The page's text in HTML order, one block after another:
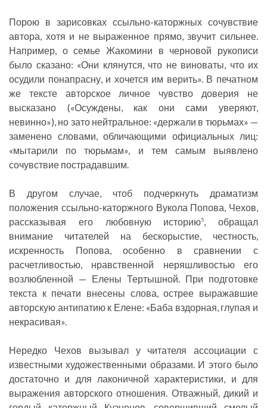
Порою в зарисовках ссыльно-каторжных сочувствие
автора, хотя и не выраженное прямо, звучит сильнее.
Например, о семье Жакомини в черновой рукописи
было сказано: «Они клянутся, что не виноваты, что их
осудили понапрасну, и хочется им верить». В печатном
же тексте авторское личное чувство доверия не
высказано («Осуждены, как они сами уверяют,
невинно»), но зато нейтральное: «держали в тюрьмах» —
заменено словами, обличающими официальных лиц:
«мытарили по тюрьмам», и тем самым выявлено
сочувствие пострадавшим.
В другом случае, чтоб подчеркнуть драматизм
положения ссыльно-каторжного Вукола Попова, Чехов,
рассказывая его любовную историю5, обращал
внимание читателей на бескорыстие, честность,
искренность Попова, особенно в сравнении с
расчетливостью, нравственной неряшливостью его
возлюбленной — Елены Тертышной. При подготовке
текста к печати внесены слова, острее выражавшие
авторскую антипатию к Елене: «Баба вздорная, глупая и
некрасивая».
Нередко Чехов вызывал у читателя ассоциации с
известными художественными образами. И этого было
достаточно и для лаконичной характеристики, и для
выражения авторского отношения. Отважный, дикий и